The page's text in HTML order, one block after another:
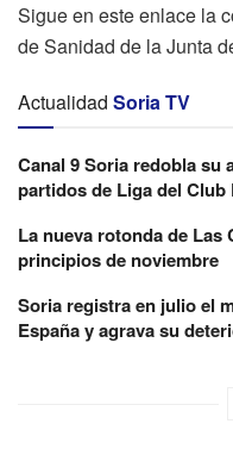
Sigue en este enlace la
de Sanidad de la Junta
Actualidad Soria TV
Canal 9 Soria redobla su
partidos de Liga del
La nueva rotonda de Las
principios de noviembre
Soria registra en julio el
España y agrava su